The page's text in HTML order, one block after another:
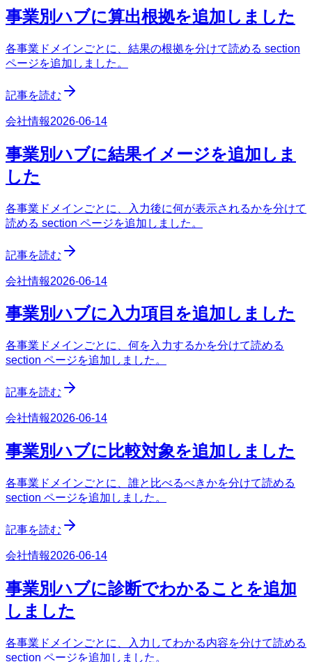
事業別ハブに算出根拠を追加しました
各事業ドメインごとに、結果の根拠を分けて読める section
ページを追加しました。
記事を読む
会社情報2026-06-14
事業別ハブに結果イメージを追加しま
した
各事業ドメインごとに、入力後に何が表示されるかを分けて
読める section ページを追加しました。
記事を読む
会社情報2026-06-14
事業別ハブに入力項目を追加しました
各事業ドメインごとに、何を入力するかを分けて読める
section ページを追加しました。
記事を読む
会社情報2026-06-14
事業別ハブに比較対象を追加しました
各事業ドメインごとに、誰と比べるべきかを分けて読める
section ページを追加しました。
記事を読む
会社情報2026-06-14
事業別ハブに診断でわかることを追加
しました
各事業ドメインごとに、入力してわかる内容を分けて読める
section ページを追加しました。